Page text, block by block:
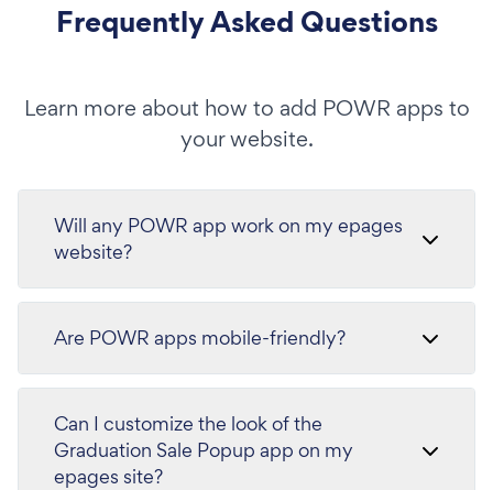
Frequently Asked Questions
Learn more about how to add POWR apps to
your website.
Will any POWR app work on my epages
website?
Are POWR apps mobile-friendly?
Can I customize the look of the
Graduation Sale Popup app on my
epages site?